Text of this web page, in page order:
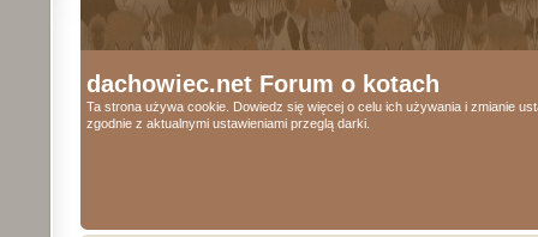
dachowiec.net Forum o kotach
Ta strona używa cookie. Dowiedz się więcej o celu ich używania i zmianie
zgodnie z aktualnymi ustawieniami przeglą darki.